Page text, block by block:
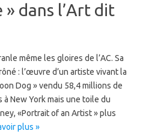
» dans l’Art dit
même les gloires de l’AC. Sa
: l’œuvre d’un artiste vivant la
Dog » vendu 58,4 millions de
New York mais une toile du
«Portrait of an Artist » plus
plus »